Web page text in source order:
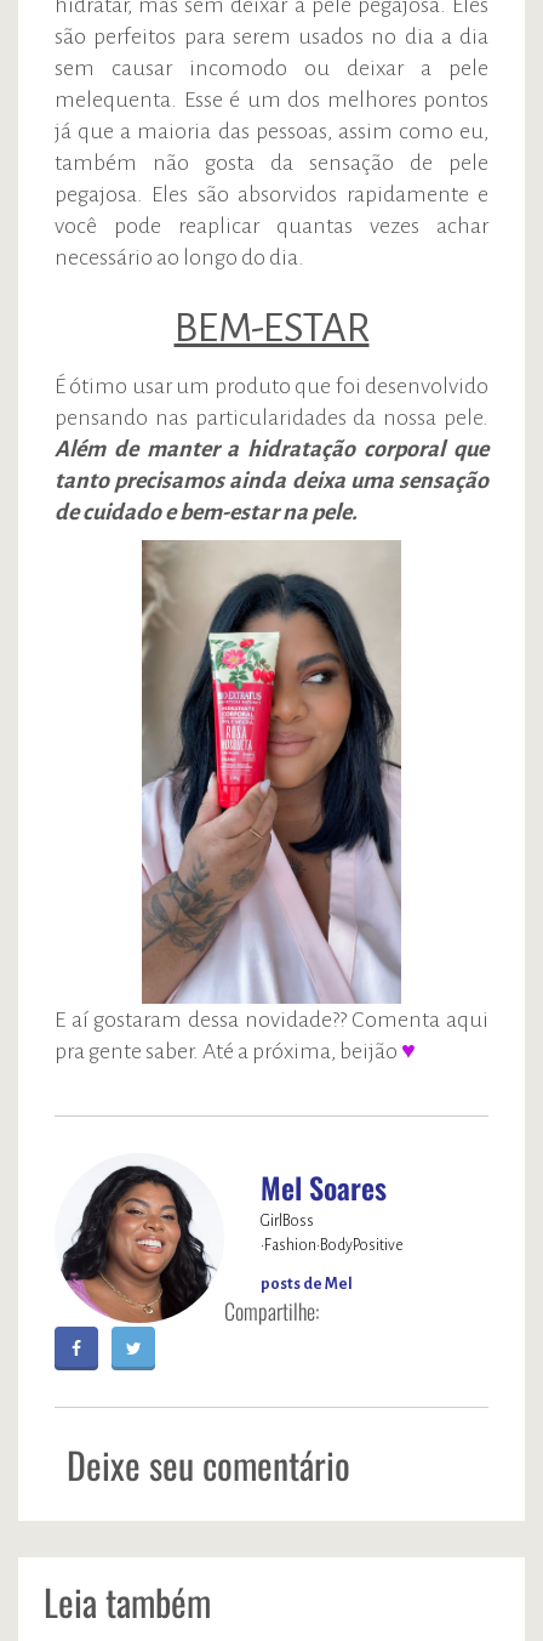
são perfeitos para serem usados no dia a dia
sem causar incomodo ou deixar a pele
melequenta. Esse é um dos melhores pontos
já que a maioria das pessoas, assim como eu,
também não gosta da sensação de pele
pegajosa. Eles são absorvidos rapidamente e
você pode reaplicar quantas vezes achar
necessário ao longo do dia.
BEM-ESTAR
É ótimo usar um produto que foi desenvolvido
pensando nas particularidades da nossa pele.
Além de manter a hidratação corporal que
tanto precisamos ainda deixa uma sensação
de cuidado e bem-estar na pele.
E aí gostaram dessa novidade?? Comenta aqui
pra gente saber. Até a próxima, beijão ♥
Mel Soares
GirlBoss
•Fashion•BodyPositive
posts de Mel
Deixe seu comentário
Leia também